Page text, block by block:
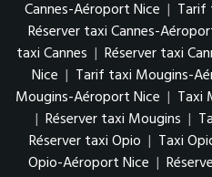
Cannes-Aéroport Nice | Tarif
Réserver taxi Cannes-
taxi Cannes | Réserver taxi
Nice | Tarif taxi Mougins-
Mougins-Aéroport Nice | Taxi
| Réserver taxi Mougins |
Réserver taxi Opio | Taxi
Opio-Aéroport Nice |